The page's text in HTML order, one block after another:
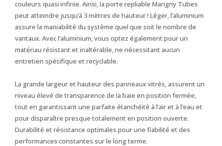
couleurs quasi infinie. Ainsi, la porte repliable Marigny Tubes
peut atteindre jusqu’à 3 mètres de hauteur ! Léger, l’aluminium
assure la maniabilité du système quel que soit le nombre de
vantaux. Avec l’aluminium, vous optez également pour un
matériau résistant et inaltérable, ne nécessitant aucun
entretien spécifique et recyclable.
La grande largeur et hauteur des panneaux vitrés, assurent un
niveau élevé de transparence de la baie en position fermée,
tout en garantissant une parfaite étanchéité à l’air et à l’eau et
pour disparaître presque totalement en position ouverte.
Durabilité et résistance optimales pour une fiabilité et des
performances constantes sur le long terme.